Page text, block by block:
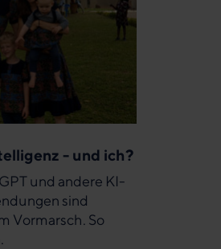
- und ich?
und andere KI-
sind
Vormarsch. So